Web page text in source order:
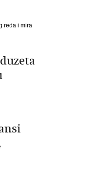
reda i mira